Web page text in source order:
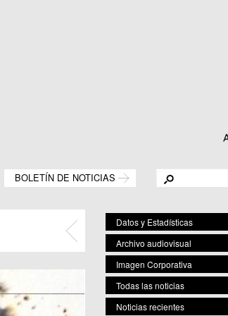
BOLETÍN DE NOTICIAS
Datos y Estadísticas
Archivo audiovisual
Imagen Corporativa
Todas las noticias
Noticias recientes